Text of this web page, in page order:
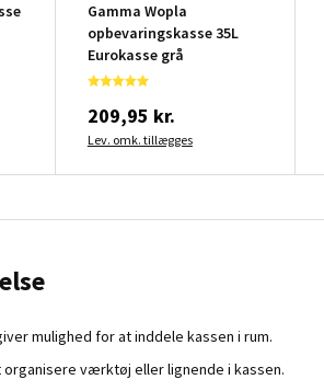
Gamma Wopla
opbevaringskasse 35L
Eurokasse grå
209,95 kr.
Lev. omk. tillægges
mulighed for at inddele kassen i rum.
værktøj eller lignende i kassen.